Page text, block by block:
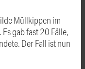
Müllkippen im
. Es gab fast 20 Fälle,
Der Fall ist nun